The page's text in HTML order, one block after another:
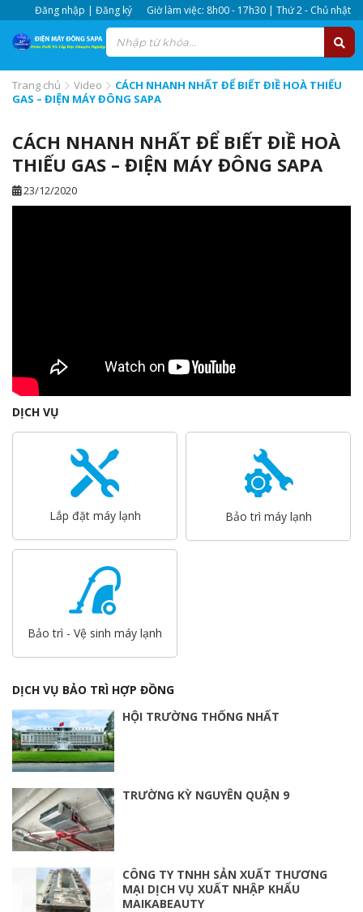
Đăng nhập | Đăng ký Giờ làm việc: 8h00 - 17h30 | Thứ 2 - Chủ nhật
Trang chủ Video
CÁCH NHANH NHẤT ĐỂ BIẾT ĐIỀ HOÀ THIẾU
GAS – ĐIỆN MÁY ĐÔNG SAPA
CÁCH NHANH NHẤT ĐỂ BIẾT ĐIỀ HOÀ
THIẾU GAS – ĐIỆN MÁY ĐÔNG SAPA
23/12/2020
DỊCH VỤ
Lắp đặt máy lạnh Bảo trì máy lạnh
Bảo trì - Vệ sinh máy lạnh
DỊCH VỤ BẢO TRÌ HỢP ĐỒNG
HỘI TRƯỜNG THỐNG NHẤT
TRƯỜNG KỲ NGUYÊN QUẬN 9
CÔNG TY TNHH SẢN XUẤT THƯƠNG
MẠI DỊCH VỤ XUẤT NHẬP KHẨU
MAIKABEAUTY